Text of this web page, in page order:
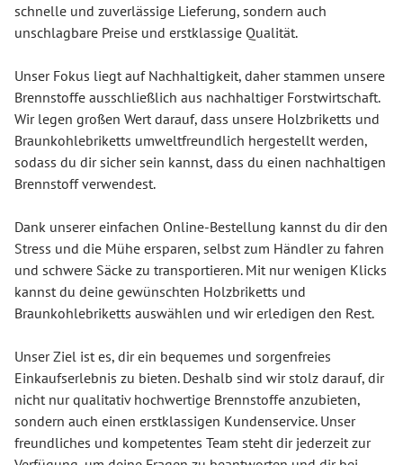
schnelle und zuverlässige Lieferung, sondern auch
unschlagbare Preise und erstklassige Qualität.
Unser Fokus liegt auf Nachhaltigkeit, daher stammen unsere
Brennstoffe ausschließlich aus nachhaltiger Forstwirtschaft.
Wir legen großen Wert darauf, dass unsere Holzbriketts und
Braunkohlebriketts umweltfreundlich hergestellt werden,
sodass du dir sicher sein kannst, dass du einen nachhaltigen
Brennstoff verwendest.
Dank unserer einfachen Online-Bestellung kannst du dir den
Stress und die Mühe ersparen, selbst zum Händler zu fahren
und schwere Säcke zu transportieren. Mit nur wenigen Klicks
kannst du deine gewünschten Holzbriketts und
Braunkohlebriketts auswählen und wir erledigen den Rest.
Unser Ziel ist es, dir ein bequemes und sorgenfreies
Einkaufserlebnis zu bieten. Deshalb sind wir stolz darauf, dir
nicht nur qualitativ hochwertige Brennstoffe anzubieten,
sondern auch einen erstklassigen Kundenservice. Unser
freundliches und kompetentes Team steht dir jederzeit zur